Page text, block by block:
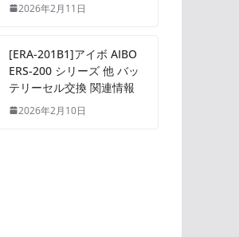
2026年2月11日
[ERA-201B1]アイボ AIBO
ERS-200 シリーズ 他 バッ
テリーセル交換 関連情報
2026年2月10日